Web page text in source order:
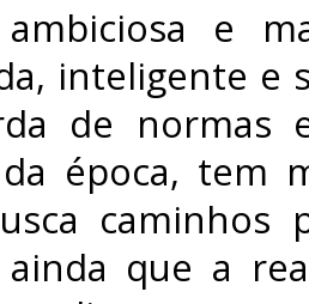
e
inteligente e
de normas
época, tem
caminhos
ainda que a